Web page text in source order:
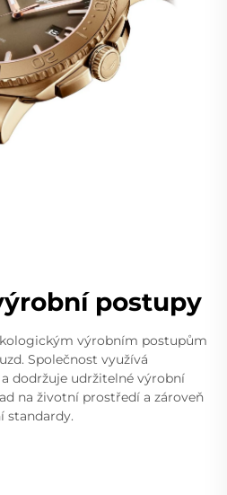
postupy
výrobním postupům
Společnost využívá
dodržuje udržitelné výrobní
na životní prostředí a zároveň
standardy.